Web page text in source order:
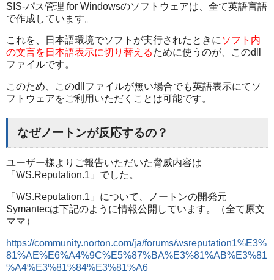
SIS-パス管理 for Windowsのソフトウェアは、全て英語言語
で作成しています。
これを、日本語環境でソフトが実行されたときに ソフト内
の文言を日本語表示に切り替えるために使うのが、このdll
ファイルです。
このため、このdllファイルが無い場合でも英語表示にてソ
フトウェアをご利用いただくことは可能です。
なぜノートンが反応するの？
ユーザー様よりご報告いただいた脅威内容は
「WS.Reputation.1」でした。
「WS.Reputation.1」について、ノートンの開発元
Symantecは下記のように情報公開しています。（全て原文
ママ）
https://community.norton.com/ja/forums/wsreputation1%E3%
81%AE%E6%A4%9C%E5%87%BA%E3%81%AB%E3%81
%A4%E3%81%84%E3%81%A6